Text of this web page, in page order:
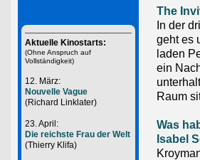
Aktuelle Kinostarts:
(Ohne Anspruch auf
Vollständigkeit)
12. März:
Nouvelle Vague
(Richard Linklater)
23. April:
Die reichste Frau der Welt
(Thierry Klifa)
The
In der
geht es
laden
ein
Raum
Was
Isabel